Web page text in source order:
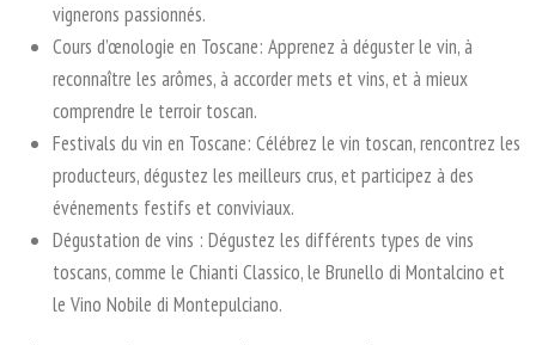
vignerons passionnés.
Cours d’œnologie en Toscane: Apprenez à déguster le vin, à
reconnaître les arômes, à accorder mets et vins, et à mieux
comprendre le terroir toscan.
Festivals du vin en Toscane: Célébrez le vin toscan, rencontrez les
producteurs, dégustez les meilleurs crus, et participez à des
événements festifs et conviviaux.
Dégustation de vins : Dégustez les différents types de vins
toscans, comme le Chianti Classico, le Brunello di Montalcino et
le Vino Nobile di Montepulciano.